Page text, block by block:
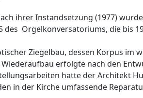
ihrer Instandsetzung (1977)
Orgelkonversatoriums, die bis
Ziegelbau, dessen Korpus im
erfolgte nach den
hatte der Architekt
in der Kirche umfassende